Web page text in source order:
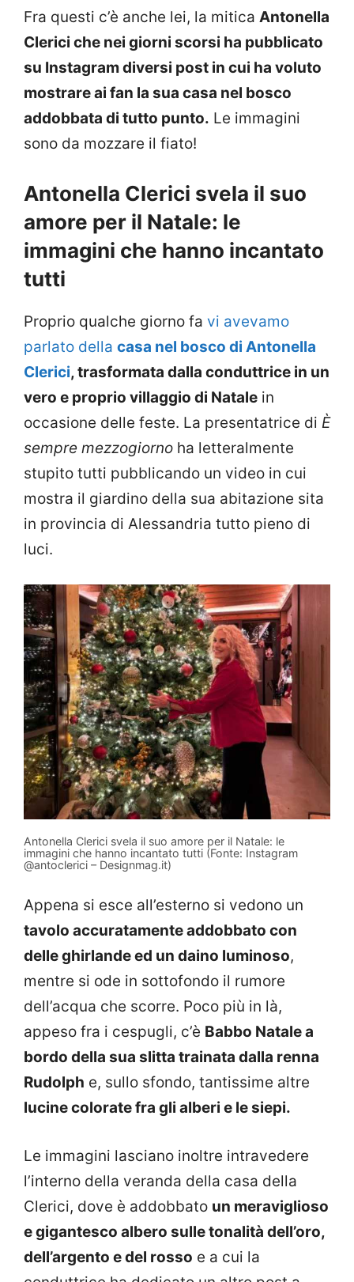
Fra questi c’è anche lei, la mitica Antonella
Clerici che nei giorni scorsi ha pubblicato
su Instagram diversi post in cui ha voluto
mostrare ai fan la sua casa nel bosco
addobbata di tutto punto. Le immagini
sono da mozzare il fiato!
Antonella Clerici svela il suo
amore per il Natale: le
immagini che hanno incantato
tutti
Proprio qualche giorno fa vi avevamo
parlato della casa nel bosco di Antonella
Clerici, trasformata dalla conduttrice in un
vero e proprio villaggio di Natale in
occasione delle feste. La presentatrice di È
sempre mezzogiorno ha letteralmente
stupito tutti pubblicando un video in cui
mostra il giardino della sua abitazione sita
in provincia di Alessandria tutto pieno di
luci.
Antonella Clerici svela il suo amore per il Natale: le
immagini che hanno incantato tutti (Fonte: Instagram
@antoclerici – Designmag.it)
Appena si esce all’esterno si vedono un
tavolo accuratamente addobbato con
delle ghirlande ed un daino luminoso,
mentre si ode in sottofondo il rumore
dell’acqua che scorre. Poco più in là,
appeso fra i cespugli, c’è Babbo Natale a
bordo della sua slitta trainata dalla renna
Rudolph e, sullo sfondo, tantissime altre
lucine colorate fra gli alberi e le siepi.
Le immagini lasciano inoltre intravedere
l’interno della veranda della casa della
Clerici, dove è addobbato un meraviglioso
e gigantesco albero sulle tonalità dell’oro,
dell’argento e del rosso e a cui la